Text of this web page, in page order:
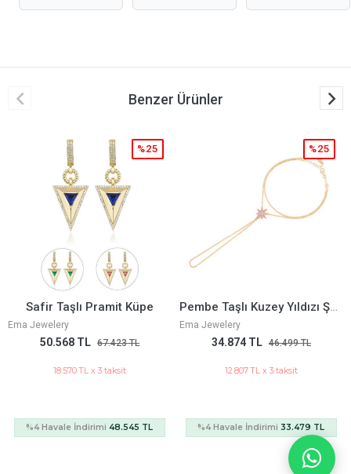
Benzer Ürünler
Küpe
TL
48.545 TL
Pembe Taşlı Kuzey Yıldızı Şahmeran
34.874 TL 46.499 TL
12.807 TL x 3 taksit
%4 Havale İndirimi 33.479 TL
Trend Kalemli
27.899 TL
10.245 TL x 3
%4 Havale